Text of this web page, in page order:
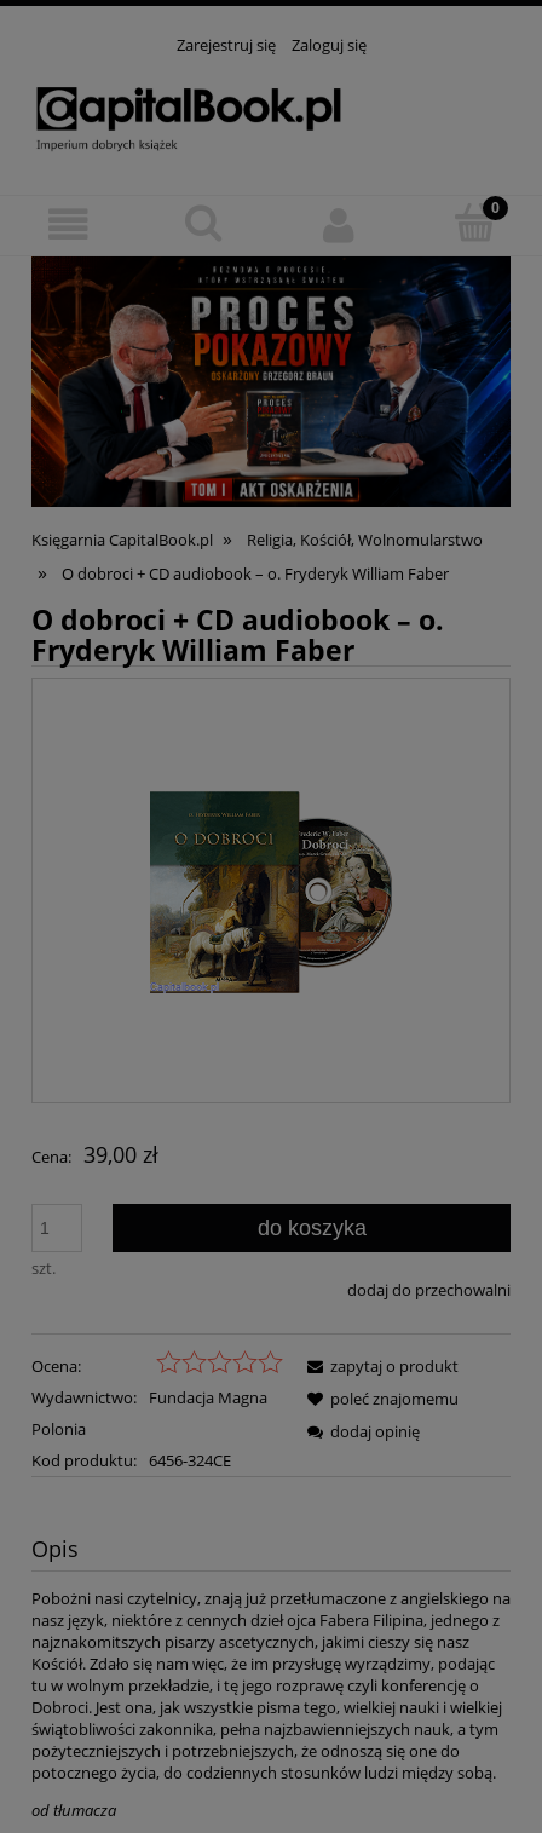
Zarejestruj się Zaloguj się
Księgarnia CapitalBook.pl » Religia, Kościół, Wolnomularstwo
» O dobroci + CD audiobook – o. Fryderyk William Faber
O dobroci + CD audiobook – o.
Fryderyk William Faber
Cena: 39,00 zł
szt.
do koszyka
dodaj do przechowalni
Ocena:
Wydawnictwo:
Fundacja Magna
Polonia
Kod produktu: 6456-324CE
zapytaj o produkt
poleć znajomemu
dodaj opinię
Opis
Pobożni nasi czytelnicy, znają już przetłumaczone z angielskiego na
nasz język, niektóre z cennych dzieł ojca Fabera Filipina, jednego z
najznakomitszych pisarzy ascetycznych, jakimi cieszy się nasz
Kościół. Zdało się nam więc, że im przysługę wyrządzimy, podając
tu w wolnym przekładzie, i tę jego rozprawę czyli konferencję o
Dobroci. Jest ona, jak wszystkie pisma tego, wielkiej nauki i wielkiej
świątobliwości zakonnika, pełna najzbawienniejszych nauk, a tym
pożyteczniejszych i potrzebniejszych, że odnoszą się one do
potocznego życia, do codziennych stosunków ludzi między sobą.
od tłumacza